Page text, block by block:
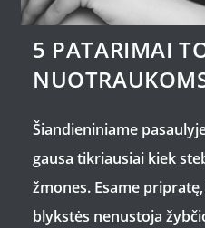
5 PATARIMAI
Šiandieniniame
gausa tikriausiai kiek
žmones. Esame
blykstės nenustoja